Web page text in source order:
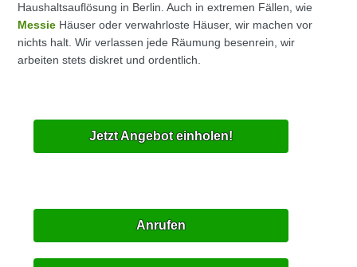
Haushaltsauflösung in Berlin. Auch in extremen Fällen, wie
Messie Häuser oder verwahrloste Häuser, wir machen vor
nichts halt. Wir verlassen jede Räumung besenrein, wir
arbeiten stets diskret und ordentlich.
Jetzt Angebot einholen!
Anrufen